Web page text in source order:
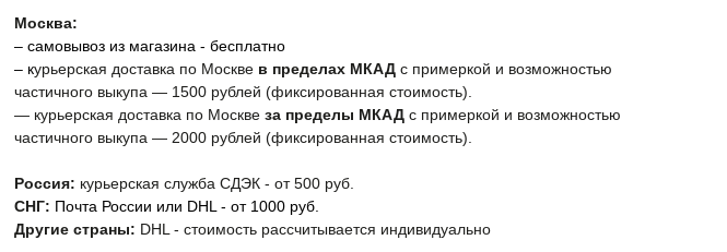
Москва:
– самовывоз из магазина - бесплатно
– курьерская доставка по Москве в пределах МКАД с примеркой и возможностью
частичного выкупа — 1500 рублей (фиксированная стоимость).
— курьерская доставка по Москве за пределы МКАД с примеркой и возможностью
частичного выкупа — 2000 рублей (фиксированная стоимость).
Россия: курьерская служба СДЭК - от 500 руб.
СНГ: Почта России или DHL - от 1000 руб.
Другие страны: DHL - стоимость рассчитывается индивидуально
FAQ
CLOSER GIRLS
ПРОГРАММА ЛОЯЛЬНОСТИ
ПОЛУЧИТЬ СКИДКУ -10%
Подпишитесь на новостную рассылку и получите
СКИДКА -10% НА ПЕРВЫЙ ЗАКАЗ